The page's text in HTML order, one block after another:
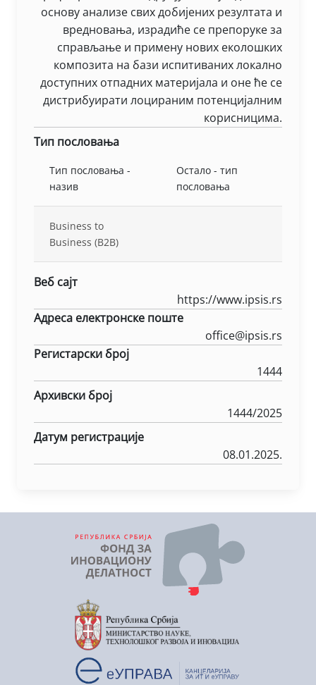
основу анализе свих добијених резултата и
вредновања, израдиће се препоруке за
справљање и примену нових еколошких
композита на бази испитиваних локално
доступних отпадних материјала и оне ће се
дистрибуирати лоцираним потенцијалним
корисницима.
Тип пословања
Тип пословања -
назив
Остало - тип
пословања
Business to
Business (B2B)
Веб сајт
https://www.ipsis.rs
Адреса електронске поште
office@ipsis.rs
Регистарски број
1444
Архивски број
1444/2025
Датум регистрације
08.01.2025.